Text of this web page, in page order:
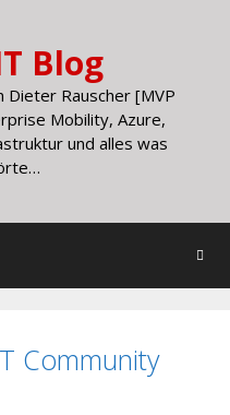
Blog
Dieter Rauscher [MVP
Mobility, Azure,
und alles was
Community